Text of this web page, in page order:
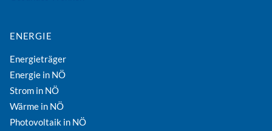
ENERGIE
Energieträger
Energie in NÖ
Strom in NÖ
Wärme in NÖ
Photovoltaik in NÖ